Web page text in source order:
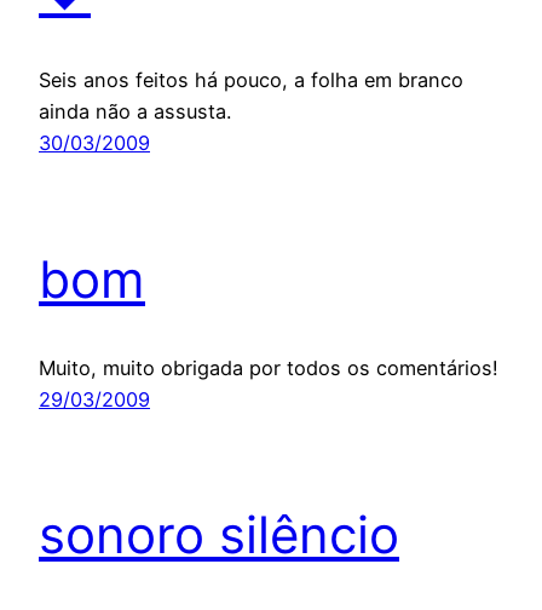
Seis anos feitos há pouco, a folha em branco
ainda não a assusta.
30/03/2009
bom
Muito, muito obrigada por todos os comentários!
29/03/2009
sonoro silêncio